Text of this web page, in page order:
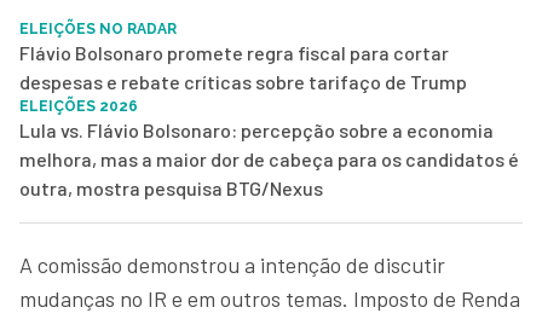
ELEIÇÕES NO RADAR
Flávio Bolsonaro promete regra fiscal para cortar
despesas e rebate críticas sobre tarifaço de Trump
ELEIÇÕES 2026
Lula vs. Flávio Bolsonaro: percepção sobre a economia
melhora, mas a maior dor de cabeça para os candidatos é
outra, mostra pesquisa BTG/Nexus
A comissão demonstrou a intenção de discutir
mudanças no IR e em outros temas. Imposto de Renda